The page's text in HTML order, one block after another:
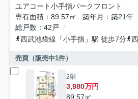
ユアコート小手指パークフロント
専有面積
89.57㎡ 築年月 築21年
総戸数
42戸
西武池袋線 「小手指 」駅 徒歩7分
売買（販売中1件）
2階
3,980万円
89.57㎡